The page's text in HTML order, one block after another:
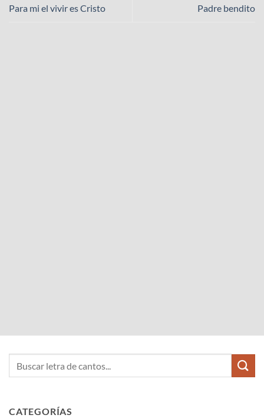
Para mi el vivir es Cristo Padre bendito
CATEGORÍAS